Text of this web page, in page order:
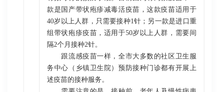
款是国产带状疱疹减毒活疫苗，这款疫苗适用于
40岁以上人群，只需要接种1针；另一款是进口重
组带状疱疹疫苗，适用于50岁以上人群，需要间
隔2个月接种2针。
跟流感疫苗一样，全市大多数的社区卫生服
务中心（乡镇卫生院）预防接种门诊都有开展上
述疫苗的接种服务。